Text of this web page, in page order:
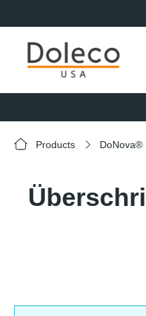
Products DoNova®